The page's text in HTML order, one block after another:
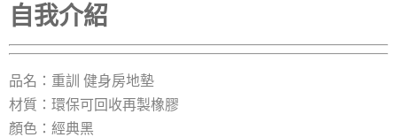
自我介紹
品名：重訓 健身房地墊
材質：環保可回收再製橡膠
顏色：經典黑